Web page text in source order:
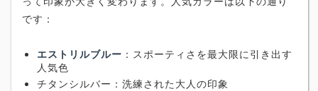
です：
エストリルブルー ：スポーティさを最大限に引き出す
人気色
チタンシルバー：洗練された大人の印象